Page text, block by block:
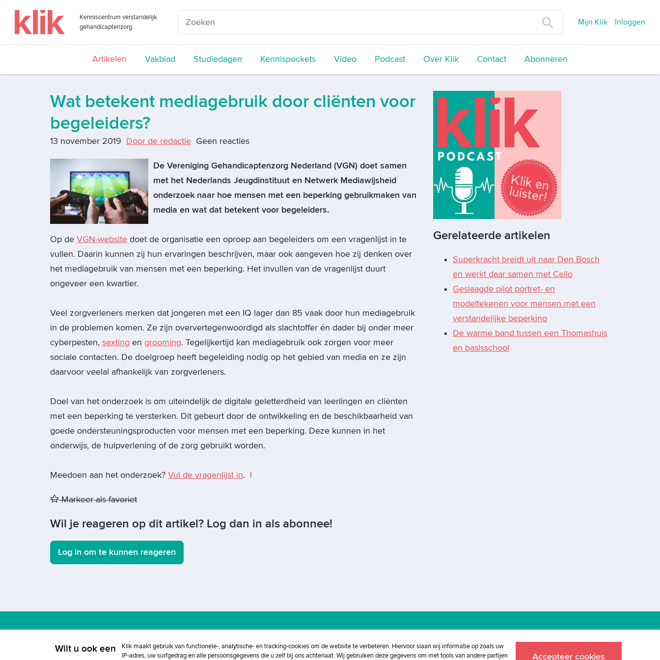
Kenniscentrum verstandelijk
gehandicaptenzorg
Mijn Klik Inloggen
Artikelen Vakblad Studiedagen Kennispockets Video Podcast Over Klik Contact Abonneren
Wat betekent mediagebruik door cliënten voor
begeleiders?
13 november 2019 Door de redactie Geen reacties
De Vereniging Gehandicaptenzorg Nederland (VGN) doet samen
met het Nederlands Jeugdinstituut en Netwerk Mediawijsheid
onderzoek naar hoe mensen met een beperking gebruikmaken van
media en wat dat betekent voor begeleiders.
Op de VGN-website doet de organisatie een oproep aan begeleiders om een vragenlijst in te
vullen. Daarin kunnen zij hun ervaringen beschrijven, maar ook aangeven hoe zij denken over
het mediagebruik van mensen met een beperking. Het invullen van de vragenlijst duurt
ongeveer een kwartier.
Veel zorgverleners merken dat jongeren met een IQ lager dan 85 vaak door hun mediagebruik
in de problemen komen. Ze zijn oververtegenwoordigd als slachtoffer én dader bij onder meer
cyberpesten, sexting en grooming. Tegelijkertijd kan mediagebruik ook zorgen voor meer
sociale contacten. De doelgroep heeft begeleiding nodig op het gebied van media en ze zijn
daarvoor veelal afhankelijk van zorgverleners.
Doel van het onderzoek is om uiteindelijk de digitale geletterdheid van leerlingen en cliënten
met een beperking te versterken. Dit gebeurt door de ontwikkeling en de beschikbaarheid van
goede ondersteuningsproducten voor mensen met een beperking. Deze kunnen in het
onderwijs, de hulpverlening of de zorg gebruikt worden.
Meedoen aan het onderzoek? Vul de vragenlijst in. |
Markeer als favoriet
Wil je reageren op dit artikel? Log dan in als abonnee!
Log in om te kunnen reageren
Gerelateerde artikelen
Superkracht breidt uit naar Den Bosch
en werkt daar samen met Cello
Geslaagde pilot portret- en
modeltekenen voor mensen met een
verstandelijke beperking
De warme band tussen een Thomashuis
en basisschool
Adverteren Copyright Voorwaarden Cookiebeleid Privacybeleid Disclaimer
Wilt u ook een
Klik maakt gebruik van functionele-, analytische- en tracking-cookies om de website te verbeteren. Hiervoor slaan wij informatie op zoals uw
IP-adres, uw surfgedrag en alle persoonsgegevens die u zelf bij ons achterlaat. Wij gebruiken deze gegevens om met tools van andere partijen
Accepteer cookies